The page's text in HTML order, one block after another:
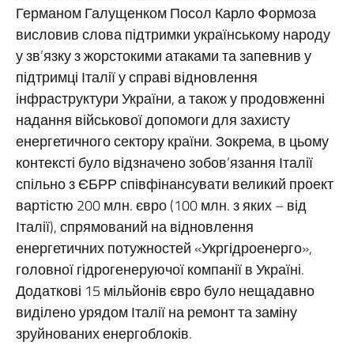
Германом Галущенком Посол Карло Формоза
висловив слова підтримки українському народу
у зв’язку з жорстокими атаками та запевнив у
підтримці Італії у справі відновлення
інфраструктури України, а також у продовженні
надання військової допомоги для захисту
енергетичного сектору країни. Зокрема, в цьому
контексті було відзначено зобов’язання Італії
спільно з ЄБРР співфінансувати великий проект
вартістю 200 млн. євро (100 млн. з яких – від
Італії), спрямований на відновлення
енергетичних потужностей «Укргідроенерго»,
головної гідрогенеруючої компанії в Україні.
Додаткові 15 мільйонів євро було нещадавно
виділено урядом Італії на ремонт та заміну
зруйнованих енергоблоків.